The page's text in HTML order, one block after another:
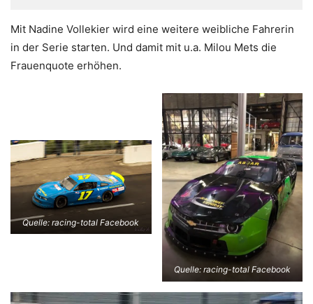
Mit Nadine Vollekier wird eine weitere weibliche Fahrerin
in der Serie starten. Und damit mit u.a. Milou Mets die
Frauenquote erhöhen.
Quelle: racing-total Facebook
Quelle: racing-total Facebook